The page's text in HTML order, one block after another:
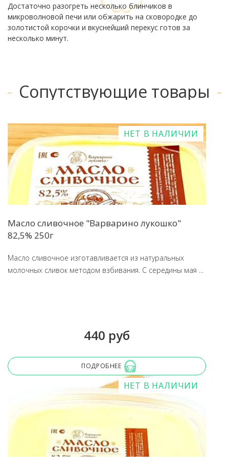
Достаточно разогреть несколько блинчиков в
микроволновой печи или обжарить на сковородке до
золотистой корочки и вкуснейший перекус готов за
несколько минут.
Сопутствующие товары
НЕТ В НАЛИЧИИ
Масло сливочное "Варварино лукошко"
82,5% 250г
Масло сливочное изготавливается из натуральных
молочных сливок методом взбивания. С середины мая ...
440 руб
ПОДРОБНЕЕ
НЕТ В НАЛИЧИИ